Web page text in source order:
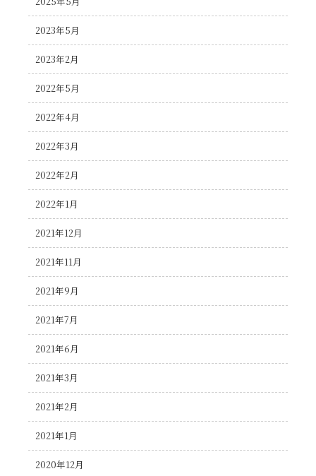
2023年5月
2023年2月
2022年5月
2022年4月
2022年3月
2022年2月
2022年1月
2021年12月
2021年11月
2021年9月
2021年7月
2021年6月
2021年3月
2021年2月
2021年1月
2020年12月